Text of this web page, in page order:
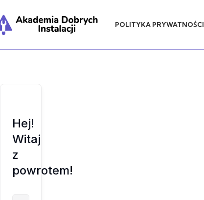
POLITYKA PRYWATNOŚCI
Hej!
Witaj
z
powrotem!